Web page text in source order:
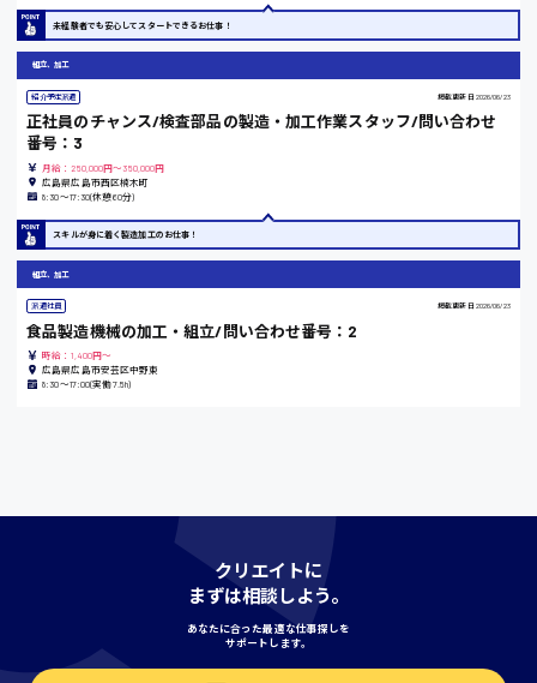
東京都
島根県
愛知県
埼玉県
時給1200円〜
時給1100円〜
未経験者でも安心してスタートできるお仕事！
組立、加工
紹介予定派遣 掲載更新日 2026/06/23
正社員のチャンス/検査部品の製造・加工作業スタッフ/問い合わせ
番号：3
月給：250,000円～350,000円
広島県広島市西区楠木町
8:30〜17:30(休憩60分)
スキルが身に着く製造加工のお仕事！
組立、加工
派遣社員 掲載更新日 2026/06/23
食品製造機械の加工・組立/問い合わせ番号：2
時給：1,400円～
広島県広島市安芸区中野東
8:30〜17:00(実働7.5h)
クリエイトに
まずは相談しよう。
あなたに合った最適な仕事探しを
サポートします。